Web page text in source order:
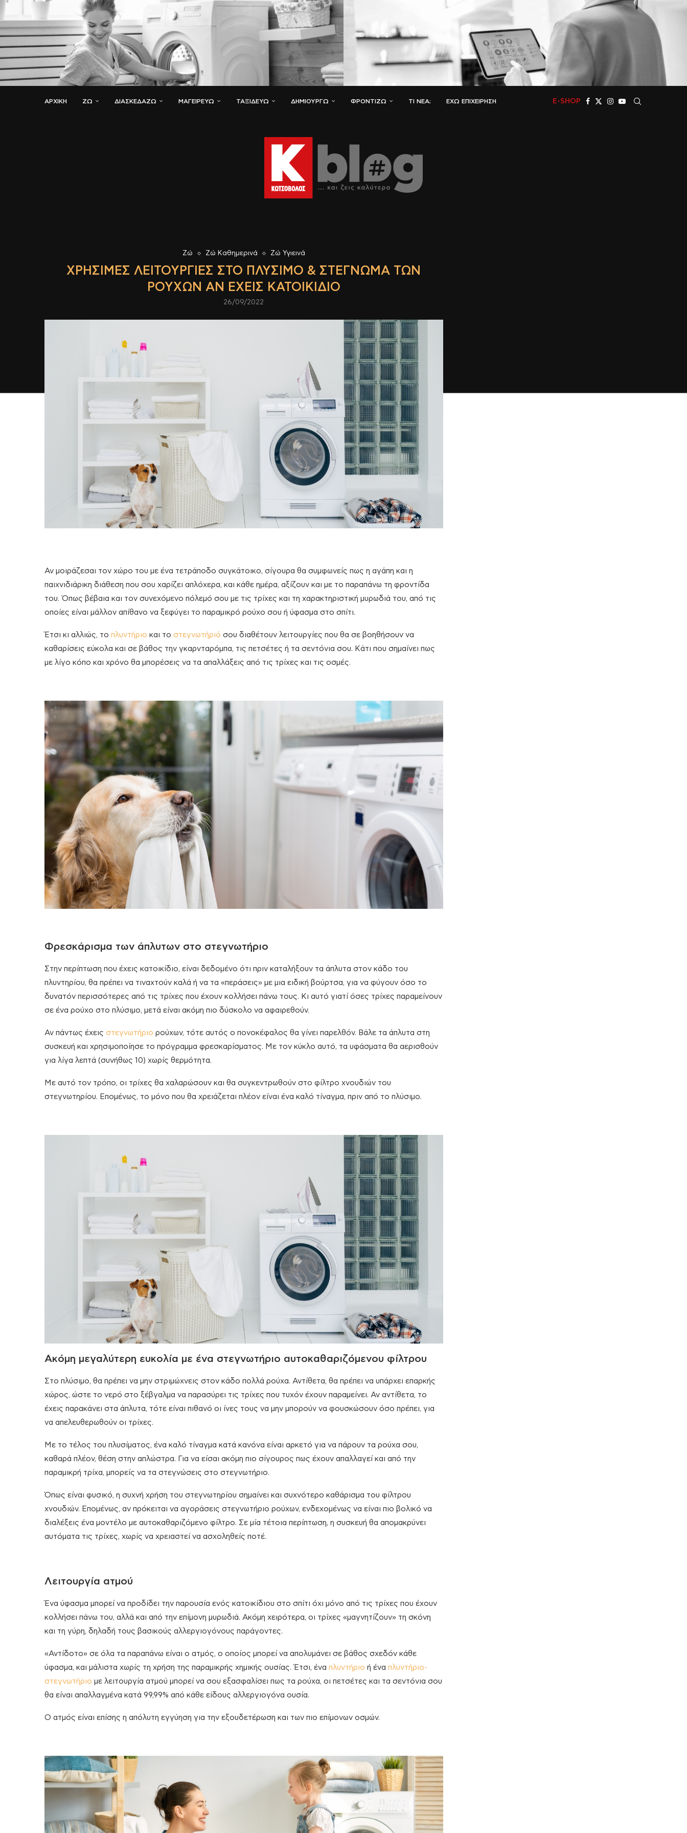
ΑΡΧΙΚΗ ΖΏ ΔΙΑΣΚΕΔΆΖΩ ΜΑΓΕΙΡΕΎΩ ΤΑΞΙΔΕΎΩ ΔΗΜΙΟΥΡΓΏ ΦΡΟΝΤΊΖΩ ΤΙ ΝΈΑ; ΈΧΩ ΕΠΙΧΕΊΡΗΣΗ E-SHOP
Ζώ Ζώ Καθημερινά Ζώ Υγιεινά
ΧΡΉΣΙΜΕΣ ΛΕΙΤΟΥΡΓΊΕΣ ΣΤΟ ΠΛΎΣΙΜΟ & ΣΤΈΓΝΩΜΑ ΤΩΝ
ΡΟΎΧΩΝ ΑΝ ΈΧΕΙΣ ΚΑΤΟΙΚΊΔΙΟ
26/09/2022
Αν μοιράζεσαι τον χώρο του με ένα τετράποδο συγκάτοικο, σίγουρα θα συμφωνείς πως η αγάπη και η
παιχνιδιάρικη διάθεση που σου χαρίζει απλόχερα, και κάθε ημέρα, αξίζουν και με το παραπάνω τη φροντίδα
του. Όπως βέβαια και τον συνεχόμενο πόλεμό σου με τις τρίχες και τη χαρακτηριστική μυρωδιά του, από τις
οποίες είναι μάλλον απίθανο να ξεφύγει το παραμικρό ρούχο σου ή ύφασμα στο σπίτι.
Έτσι κι αλλιώς, το πλυντήριο και το στεγνωτήριό σου διαθέτουν λειτουργίες που θα σε βοηθήσουν να
καθαρίσεις εύκολα και σε βάθος την γκαρνταρόμπα, τις πετσέτες ή τα σεντόνια σου. Κάτι που σημαίνει πως
με λίγο κόπο και χρόνο θα μπορέσεις να τα απαλλάξεις από τις τρίχες και τις οσμές.
Φρεσκάρισμα των άπλυτων στο στεγνωτήριο
Στην περίπτωση που έχεις κατοικίδιο, είναι δεδομένο ότι πριν καταλήξουν τα άπλυτα στον κάδο του
πλυντηρίου, θα πρέπει να τιναχτούν καλά ή να τα «περάσεις» με μια ειδική βούρτσα, για να φύγουν όσο το
δυνατόν περισσότερες από τις τρίχες που έχουν κολλήσει πάνω τους. Κι αυτό γιατί όσες τρίχες παραμείνουν
σε ένα ρούχο στο πλύσιμο, μετά είναι ακόμη πιο δύσκολο να αφαιρεθούν.
Αν πάντως έχεις στεγνωτήριο ρούχων, τότε αυτός ο πονοκέφαλος θα γίνει παρελθόν. Βάλε τα άπλυτα στη
συσκευή και χρησιμοποίησε το πρόγραμμα φρεσκαρίσματος. Με τον κύκλο αυτό, τα υφάσματα θα αερισθούν
για λίγα λεπτά (συνήθως 10) χωρίς θερμότητα.
Με αυτό τον τρόπο, οι τρίχες θα χαλαρώσουν και θα συγκεντρωθούν στο φίλτρο χνουδιών του
στεγνωτηρίου. Επομένως, το μόνο που θα χρειάζεται πλέον είναι ένα καλό τίναγμα, πριν από το πλύσιμο.
Ακόμη μεγαλύτερη ευκολία με ένα στεγνωτήριο αυτοκαθαριζόμενου φίλτρου
Στο πλύσιμο, θα πρέπει να μην στριμώχνεις στον κάδο πολλά ρούχα. Αντίθετα, θα πρέπει να υπάρχει επαρκής
χώρος, ώστε το νερό στο ξέβγαλμα να παρασύρει τις τρίχες που τυχόν έχουν παραμείνει. Αν αντίθετα, το
έχεις παρακάνει στα άπλυτα, τότε είναι πιθανό οι ίνες τους να μην μπορούν να φουσκώσουν όσο πρέπει, για
να απελευθερωθούν οι τρίχες.
Με το τέλος του πλυσίματος, ένα καλό τίναγμα κατά κανόνα είναι αρκετό για να πάρουν τα ρούχα σου,
καθαρά πλέον, θέση στην απλώστρα. Για να είσαι ακόμη πιο σίγουρος πως έχουν απαλλαγεί και από την
παραμικρή τρίχα, μπορείς να τα στεγνώσεις στο στεγνωτήριο.
Όπως είναι φυσικό, η συχνή χρήση του στεγνωτηρίου σημαίνει και συχνότερο καθάρισμα του φίλτρου
χνουδιών. Επομένως, αν πρόκειται να αγοράσεις στεγνωτήριο ρούχων, ενδεχομένως να είναι πιο βολικό να
διαλέξεις ένα μοντέλο με αυτοκαθαριζόμενο φίλτρο. Σε μία τέτοια περίπτωση, η συσκευή θα απομακρύνει
αυτόματα τις τρίχες, χωρίς να χρειαστεί να ασχοληθείς ποτέ.
Λειτουργία ατμού
Ένα ύφασμα μπορεί να προδίδει την παρουσία ενός κατοικίδιου στο σπίτι όχι μόνο από τις τρίχες που έχουν
κολλήσει πάνω του, αλλά και από την επίμονη μυρωδιά. Ακόμη χειρότερα, οι τρίχες «μαγνητίζουν» τη σκόνη
και τη γύρη, δηλαδή τους βασικούς αλλεργιογόνους παράγοντες.
«Αντίδοτο» σε όλα τα παραπάνω είναι ο ατμός, ο οποίος μπορεί να απολυμάνει σε βάθος σχεδόν κάθε
ύφασμα, και μάλιστα χωρίς τη χρήση της παραμικρής χημικής ουσίας. Έτσι, ένα πλυντήριο ή ένα πλυντήριο-
στεγνωτήριο με λειτουργία ατμού μπορεί να σου εξασφαλίσει πως τα ρούχα, οι πετσέτες και τα σεντόνια σου
θα είναι απαλλαγμένα κατά 99,99% από κάθε είδους αλλεργιογόνα ουσία.
Ο ατμός είναι επίσης η απόλυτη εγγύηση για την εξουδετέρωση και των πιο επίμονων οσμών.